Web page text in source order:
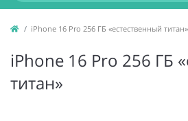
iPhone 16 Pro 256 ГБ «естественный титан»
iPhone 16 Pro 256 ГБ
титан»